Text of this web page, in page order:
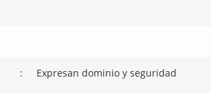
: Expresan dominio y seguridad